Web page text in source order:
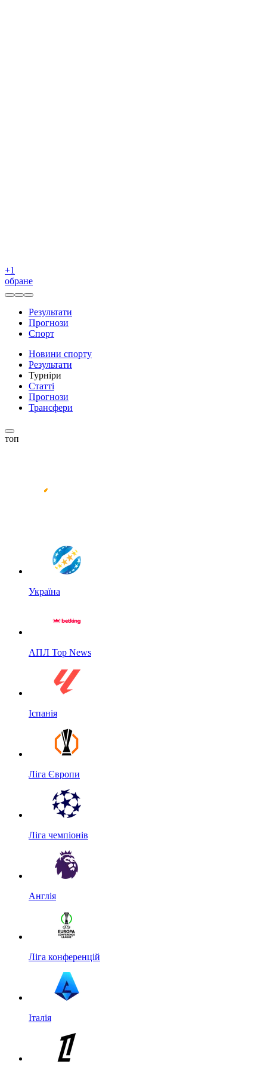
+1
обране
Результати
Прогнози
Спорт
Новини спорту
Результати
Турніри
Статті
Прогнози
Трансфери
топ
Україна
АПЛ Top News
Іспанія
Ліга Європи
Ліга чемпіонів
Англія
Ліга конференцій
Італія